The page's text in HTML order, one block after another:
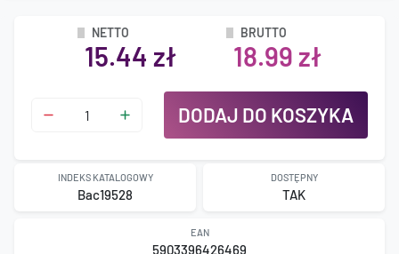
NETTO
15.44 zł
BRUTTO
18.99 zł
DODAJ DO KOSZYKA
INDEKS KATALOGOWY
Bac19528
DOSTĘPNY
TAK
EAN
5903396426469